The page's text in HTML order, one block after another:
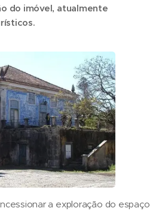
do imóvel, atualmente
a exploração do espaço